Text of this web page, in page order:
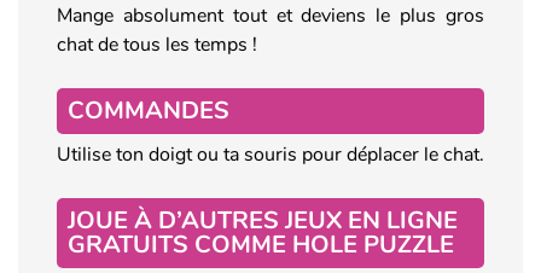
Mange absolument tout et deviens le plus gros
chat de tous les temps !
COMMANDES
Utilise ton doigt ou ta souris pour déplacer le chat.
JOUE À D’AUTRES JEUX EN LIGNE
GRATUITS COMME HOLE PUZZLE